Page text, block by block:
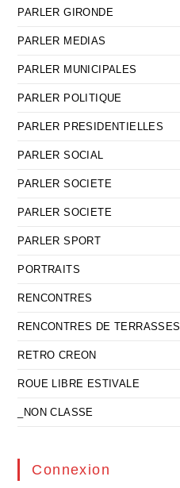
PARLER GIRONDE
PARLER MEDIAS
PARLER MUNICIPALES
PARLER POLITIQUE
PARLER PRESIDENTIELLES
PARLER SOCIAL
PARLER SOCIETE
PARLER SOCIETE
PARLER SPORT
PORTRAITS
RENCONTRES
RENCONTRES DE TERRASSES
RETRO CREON
ROUE LIBRE ESTIVALE
_NON CLASSE
Connexion